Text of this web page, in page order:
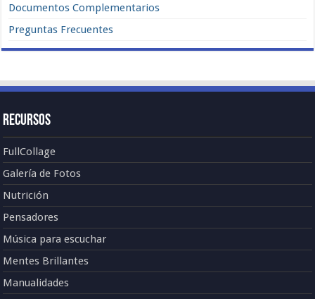
Documentos Complementarios
Preguntas Frecuentes
Recursos
FullCollage
Galería de Fotos
Nutrición
Pensadores
Música para escuchar
Mentes Brillantes
Manualidades